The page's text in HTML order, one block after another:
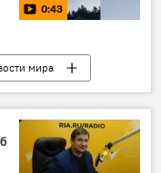
0:43
мира